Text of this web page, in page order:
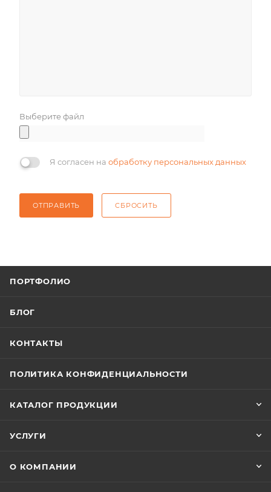
Выберите файл
Я согласен на обработку персональных данных
ОТПРАВИТЬ СБРОСИТЬ
ПОРТФОЛИО
БЛОГ
КОНТАКТЫ
ПОЛИТИКА КОНФИДЕНЦИАЛЬНОСТИ
КАТАЛОГ ПРОДУКЦИИ
УСЛУГИ
О КОМПАНИИ